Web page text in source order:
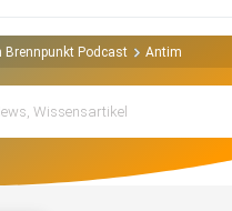
Podcast Antimaterie